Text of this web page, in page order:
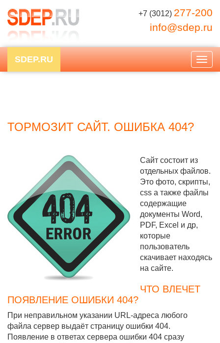
+7 (3012) 277-200
info@sdep.ru
SDEP.RU
ТОРМОЗИТ САЙТ. ОШИБКА 404?
Сайт состоит из
отдельных файлов.
Это фото, скрипты,
css а также файлы
содержащие
документы Word,
PDF, Excel и др,
которые
пользователь
скачивает находясь
на сайте.
ЧТО ВЛЕЧЕТ
ПОЯВЛЕНИЕ ОШИБКИ 404?
При неправильном указании URL-адреса любого
файла сервер выдаёт страницу ошибки 404.
Появление в ответах сервера ошибки 404 сразу